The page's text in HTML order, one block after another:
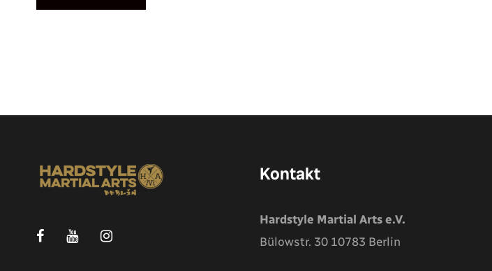
Kontakt
Hardstyle Martial Arts e.V.
Bülowstr. 30 10783 Berlin